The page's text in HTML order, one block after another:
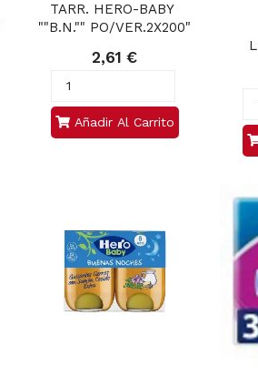
TARR. HERO-BABY
""B.N."" PO/VER.2X200"
2,61 €
Añadir Al Carrito